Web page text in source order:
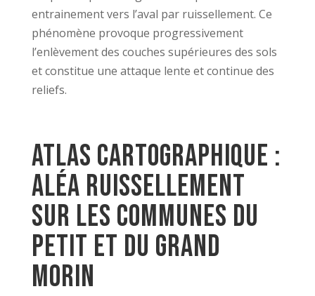
entrainement vers l’aval par ruissellement. Ce
phénomène provoque progressivement
l’enlèvement des couches supérieures des sols
et constitue une attaque lente et continue des
reliefs.
Atlas cartographique :
aléa ruissellement
sur les communes du
Petit et du Grand
Morin